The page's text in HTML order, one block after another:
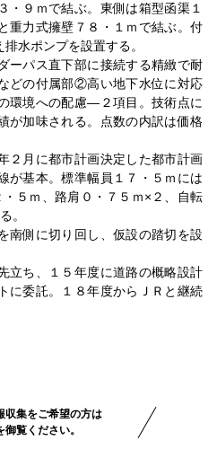
・９ｍで結ぶ。東側は箱型函渠１
重力式擁壁７８・１ｍで結ぶ。付
水ポンプを設置する。
パス直下部に接続する精緻で耐
どの付属部②高い地下水位に対応
環境への配慮―２項目。技術点に
が加味される。点数の内訳は価格
２月に都市計画決定した都市計画
が基本。標準幅員１７・５ｍには
５ｍ、路肩０・７５ｍ×２、自転
。
南側に切り回し、仮設の踏切を設
立ち、１５年度に道路の概略設計
に委託。１８年度からＪＲと継続
収集をご希望の方は
覧ください。